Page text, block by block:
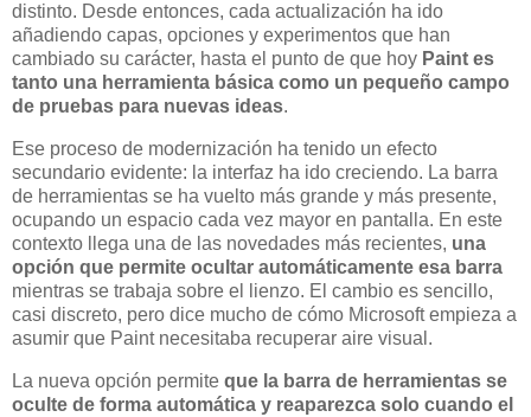
distinto. Desde entonces, cada actualización ha ido
añadiendo capas, opciones y experimentos que han
cambiado su carácter, hasta el punto de que hoy Paint es
tanto una herramienta básica como un pequeño campo
de pruebas para nuevas ideas.
Ese proceso de modernización ha tenido un efecto
secundario evidente: la interfaz ha ido creciendo. La barra
de herramientas se ha vuelto más grande y más presente,
ocupando un espacio cada vez mayor en pantalla. En este
contexto llega una de las novedades más recientes, una
opción que permite ocultar automáticamente esa barra
mientras se trabaja sobre el lienzo. El cambio es sencillo,
casi discreto, pero dice mucho de cómo Microsoft empieza a
asumir que Paint necesitaba recuperar aire visual.
La nueva opción permite que la barra de herramientas se
oculte de forma automática y reaparezca solo cuando el